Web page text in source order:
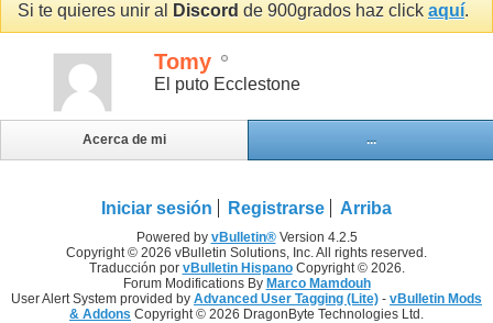
Si te quieres unir al Discord de 900grados haz click aquí.
Tomy
El puto Ecclestone
Acerca de mi ...
Iniciar sesión Registrarse Arriba
Powered by vBulletin®Version 4.2.5
Copyright © 2026 vBulletin Solutions, Inc. All rights reserved.
Traducción por vBulletin HispanoCopyright © 2026.
Forum Modifications By Marco Mamdouh
User Alert System provided by Advanced User Tagging (Lite) - vBulletin Mods
& Addons Copyright © 2026 DragonByte Technologies Ltd.